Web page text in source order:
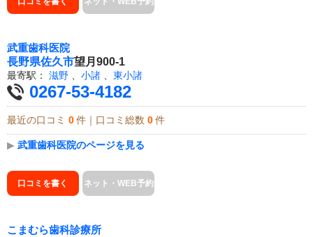
武重歯科医院
長野県佐久市望月900-1
最寄駅： 滋野 小諸 東小諸
0267-53-4182
最近の口コミ 0 件｜口コミ総数 0 件
▶ 武重歯科医院のページを見る
口コミを書く ネット・WEB予約
こまむら歯科診療所